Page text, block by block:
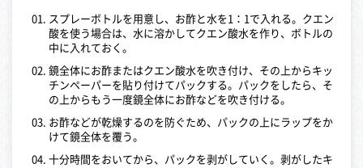
スプレーボトルを用意し、お酢と水を1：1で入れる。クエン
酸を使う場合は、水に溶かしてクエン酸水を作り、ボトルの
中に入れておく。
鏡全体にお酢またはクエン酸水を吹き付け、その上からキッ
チンペーパーを貼り付けてパックする。パックをしたら、そ
の上からもう一度鏡全体にお酢などを吹き付ける。
お酢などが乾燥するのを防ぐため、パックの上にラップをか
けて鏡全体を覆う。
十分時間をおいてから、パックを剥がしていく。剥がしたキ